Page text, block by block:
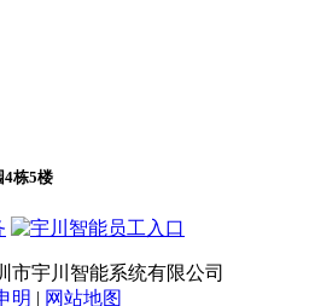
4栋5楼
员工入口
市宇川智能系统有限公司
明 | 网站地图